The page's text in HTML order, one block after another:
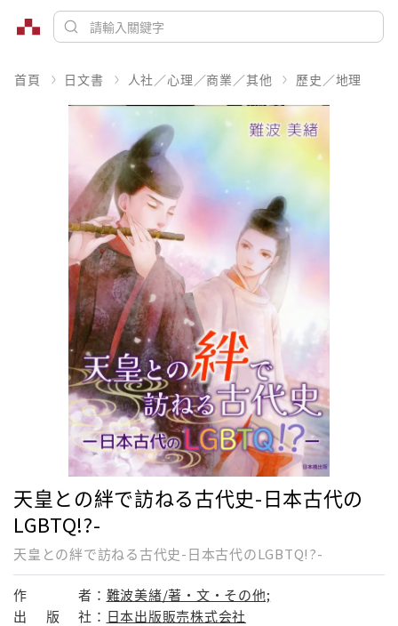
首頁 日文書 人社／心理／商業／其他 歷史／地理
天皇との絆で訪ねる古代史-日本古代の
LGBTQ!?-
天皇との絆で訪ねる古代史-日本古代のLGBTQ!?-
作 者： 難波美緖/著・文・その他;
出
版 社： 日本出版販売株式会社